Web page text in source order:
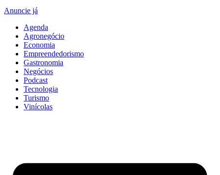
Anuncie já
Agenda
Agronegócio
Economia
Empreendedorismo
Gastronomia
Negócios
Podcast
Tecnologia
Turismo
Vinícolas